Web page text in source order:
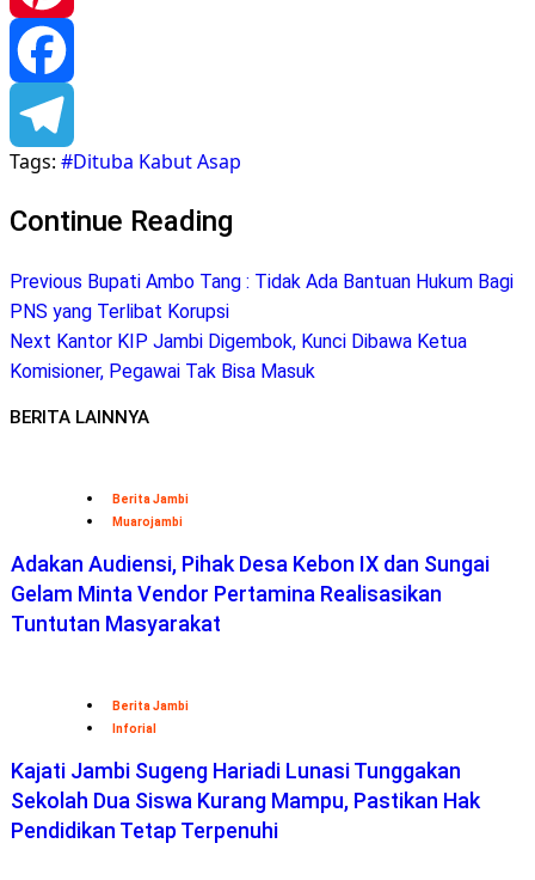
Pinterest
Facebook
Telegram
Tags: #Dituba Kabut Asap
Continue Reading
Previous Bupati Ambo Tang : Tidak Ada Bantuan Hukum Bagi
PNS yang Terlibat Korupsi
Next Kantor KIP Jambi Digembok, Kunci Dibawa Ketua
Komisioner, Pegawai Tak Bisa Masuk
BERITA LAINNYA
Berita Jambi
Muarojambi
Adakan Audiensi, Pihak Desa Kebon IX dan Sungai
Gelam Minta Vendor Pertamina Realisasikan
Tuntutan Masyarakat
Berita Jambi
Inforial
Kajati Jambi Sugeng Hariadi Lunasi Tunggakan
Sekolah Dua Siswa Kurang Mampu, Pastikan Hak
Pendidikan Tetap Terpenuhi